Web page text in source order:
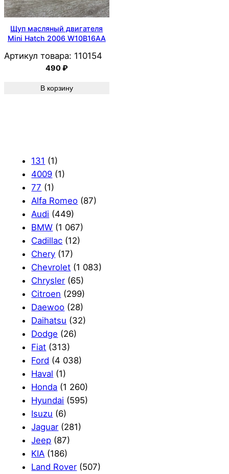
Щуп масляный двигателя
Mini Hatch 2006 W10B16AA
Артикул товара: 110154
490₽
В корзину
131 (1)
4009 (1)
77 (1)
Alfa Romeo (87)
Audi (449)
BMW (1 067)
Cadillac (12)
Chery (17)
Chevrolet (1 083)
Chrysler (65)
Citroen (299)
Daewoo (28)
Daihatsu (32)
Dodge (26)
Fiat (313)
Ford (4 038)
Haval (1)
Honda (1 260)
Hyundai (595)
Isuzu (6)
Jaguar (281)
Jeep (87)
KIA (186)
Land Rover (507)